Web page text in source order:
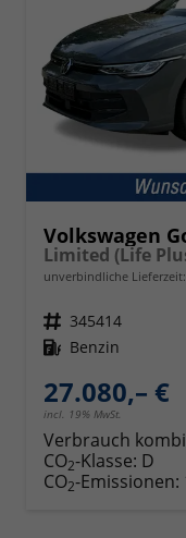
Volkswagen
unverbindliche
Fahrzeugnr. 345414
Kraftstoff Benzin
27.080,– €
incl. 19% MwSt.
Verbrauch
CO2-Klasse: D
CO2-Emissionen: